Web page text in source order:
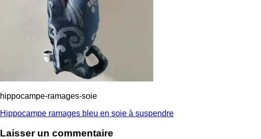
hippocampe-ramages-soie
Navigation
de
Hippocampe ramages bleu en soie à suspendre
Laisser un commentaire